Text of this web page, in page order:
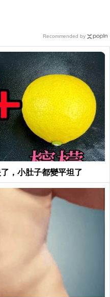
，小肚子都變平坦了
Recommended by